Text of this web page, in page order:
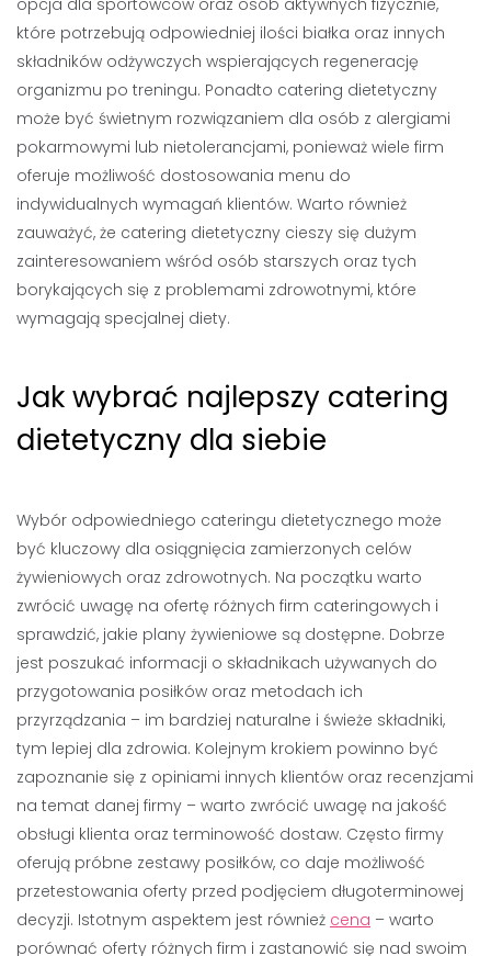
opcja dla sportowców oraz osób aktywnych fizycznie,
które potrzebują odpowiedniej ilości białka oraz innych
składników odżywczych wspierających regenerację
organizmu po treningu. Ponadto catering dietetyczny
może być świetnym rozwiązaniem dla osób z alergiami
pokarmowymi lub nietolerancjami, ponieważ wiele firm
oferuje możliwość dostosowania menu do
indywidualnych wymagań klientów. Warto również
zauważyć, że catering dietetyczny cieszy się dużym
zainteresowaniem wśród osób starszych oraz tych
borykających się z problemami zdrowotnymi, które
wymagają specjalnej diety.
Jak wybrać najlepszy catering
dietetyczny dla siebie
Wybór odpowiedniego cateringu dietetycznego może
być kluczowy dla osiągnięcia zamierzonych celów
żywieniowych oraz zdrowotnych. Na początku warto
zwrócić uwagę na ofertę różnych firm cateringowych i
sprawdzić, jakie plany żywieniowe są dostępne. Dobrze
jest poszukać informacji o składnikach używanych do
przygotowania posiłków oraz metodach ich
przyrządzania – im bardziej naturalne i świeże składniki,
tym lepiej dla zdrowia. Kolejnym krokiem powinno być
zapoznanie się z opiniami innych klientów oraz recenzjami
na temat danej firmy – warto zwrócić uwagę na jakość
obsługi klienta oraz terminowość dostaw. Często firmy
oferują próbne zestawy posiłków, co daje możliwość
przetestowania oferty przed podjęciem długoterminowej
decyzji. Istotnym aspektem jest również cena – warto
porównać oferty różnych firm i zastanowić się nad swoim